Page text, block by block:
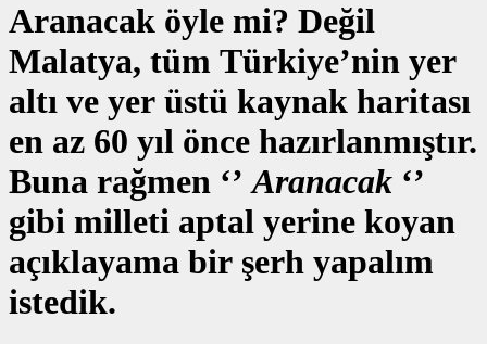
Aranacak öyle mi? Değil
Malatya, tüm Türkiye’nin yer
altı ve yer üstü kaynak haritası
en az 60 yıl önce hazırlanmıştır.
Buna rağmen ‘’Aranacak ‘’
gibi milleti aptal yerine koyan
açıklayama bir şerh yapalım
istedik.